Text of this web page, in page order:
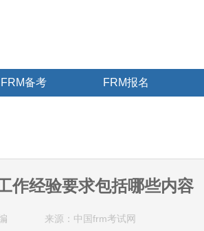
FRM备考 FRM报名
作经验要求包括哪些内容
来源：中国frm考试网